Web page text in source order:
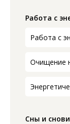
Работа с
Работа с
Очищение
Сны и